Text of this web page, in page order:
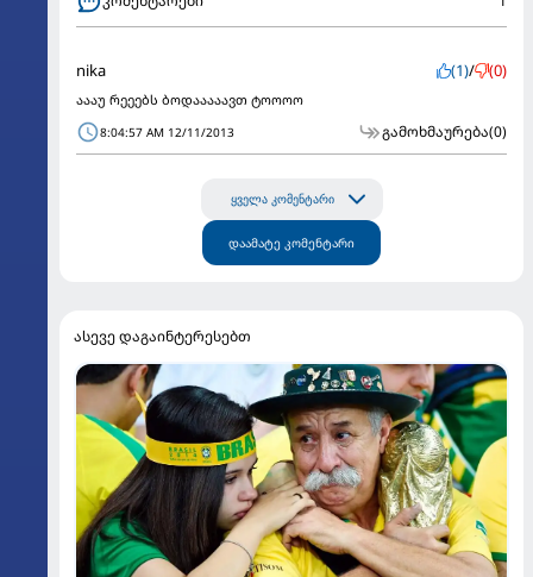
nika (1)/ (0)
აააუ რეეებს ბოდააააავთ ტოოოო
8:04:57 AM 12/11/2013 გამოხმაურება(0)
ყველა კომენტარი
დაამატე კომენტარი
ასევე დაგაინტერესებთ